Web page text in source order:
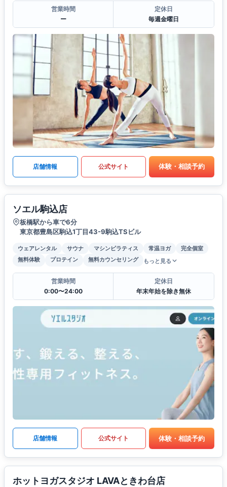
営業時間
ー
定休日
毎週金曜日
店舗情報 公式サイト 体験・相談予約
ソエル駒込店
板橋駅から車で6分
東京都豊島区駒込1丁目43-9駒込TSビル
ウェアレンタル サウナ マシンピラティス 常温ヨガ
完全個室
無料体験
プロテイン 無料カウンセリング もっと見る
営業時間
0:00〜24:00
定休日
年末年始を除き無休
店舗情報 公式サイト 体験・相談予約
ホットヨガスタジオ LAVAときわ台店